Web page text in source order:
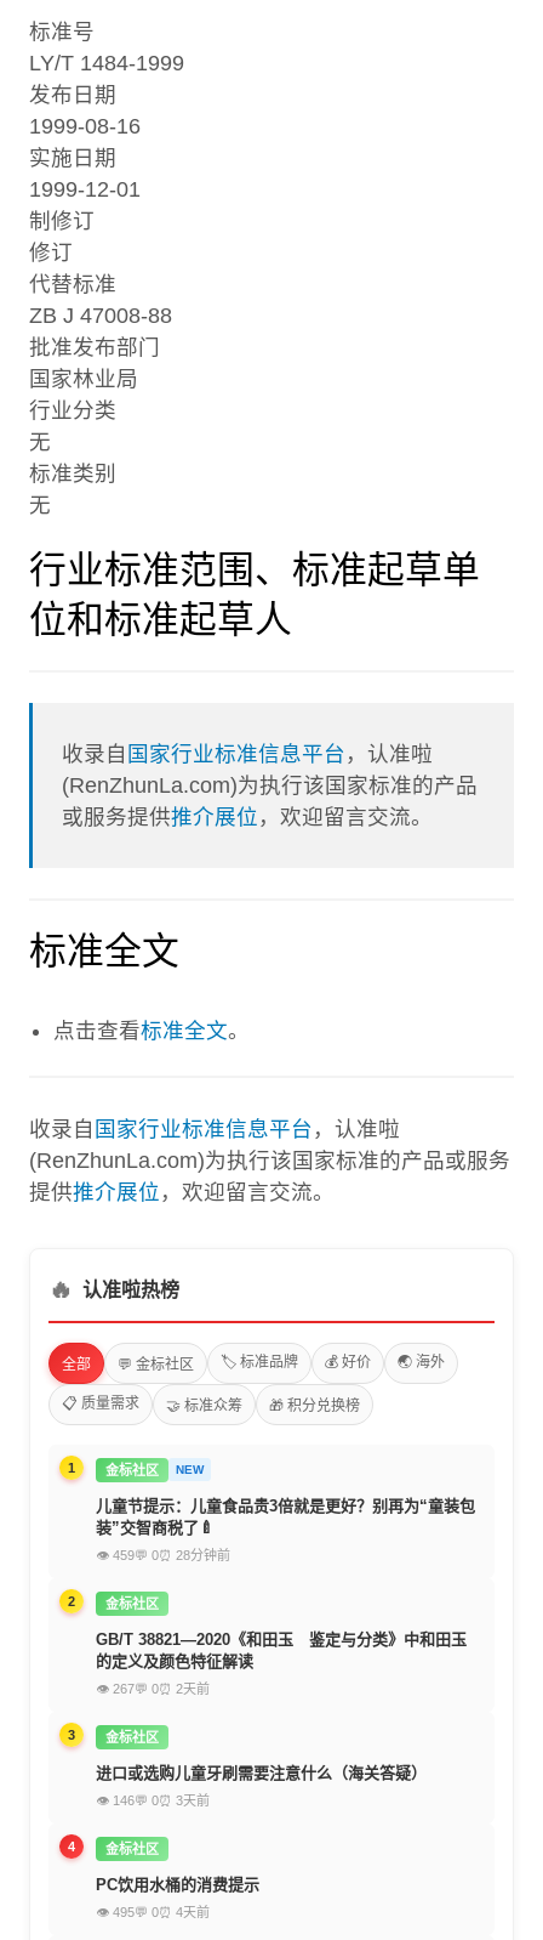
标准号
LY/T 1484-1999
发布日期
1999-08-16
实施日期
1999-12-01
制修订
修订
代替标准
ZB J 47008-88
批准发布部门
国家林业局
行业分类
无
标准类别
无
行业标准范围、标准起草单
位和标准起草人
收录自 国家行业标准信息平台 ，认准啦
(RenZhunLa.com)为执行该国家标准的产品
或服务提供推介展位 ，欢迎留言交流。
标准全文
点击查看标准全文。
收录自 国家行业标准信息平台 ，认准啦
(RenZhunLa.com)为执行该国家标准的产品或服务
提供推介展位 ，欢迎留言交流。
🔥 认准啦热榜
全部 💬 金标社区 🏷️ 标准品牌 💰 好价 🌏 海外
📋 质量需求 🤝 标准众筹 🎁 积分兑换榜
1 金标社区 NEW
儿童节提示：儿童食品贵3倍就是更好？别再为“童装包
装”交智商税了🍼
👁 459💬 0⏰ 28分钟前
2 金标社区
GB/T 38821—2020《和田玉 鉴定与分类》中和田玉
的定义及颜色特征解读
👁 267💬 0⏰ 2天前
3 金标社区
进口或选购儿童牙刷需要注意什么（海关答疑）
👁 146💬 0⏰ 3天前
4 金标社区
PC饮用水桶的消费提示
👁 495💬 0⏰ 4天前